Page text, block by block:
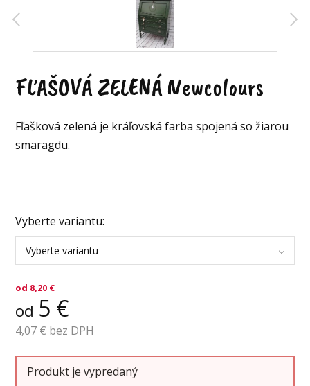
FĽAŠOVÁ ZELENÁ Newcolours
Fľašková zelená je kráľovská farba spojená so žiarou
smaragdu.
Vyberte variantu:
Vyberte variantu
od8,20€
od 5 €
4,07 € bez DPH
Produkt je vypredaný